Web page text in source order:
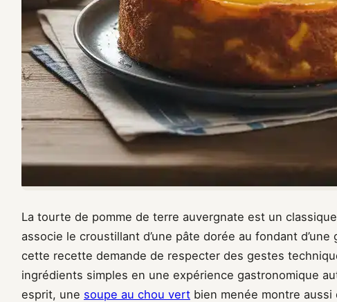
La tourte de pomme de terre auvergnate est un
associe le croustillant d’une pâte dorée au fondant
cette recette demande de respecter des gestes
ingrédients simples en une expérience gastronomique
esprit, une soupe au chou vert bien menée montre